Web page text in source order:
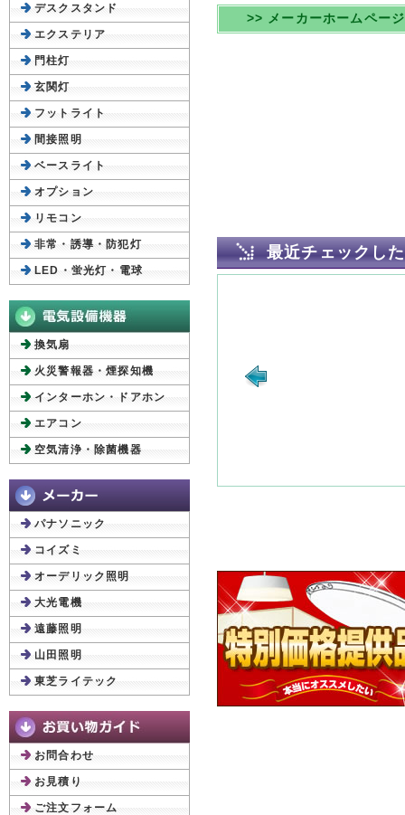
>> メーカーホームペー
最近チェックし
デスクスタンド
エクステリア
門柱灯
玄関灯
フットライト
間接照明
ベースライト
オプション
リモコン
非常・誘導・防犯灯
LED・蛍光灯・電球
換気扇
火災警報器・煙探知機
インターホン・ドアホン
エアコン
空気清浄・除菌機器
パナソニック
コイズミ
オーデリック照明
大光電機
遠藤照明
山田照明
東芝ライテック
お問合わせ
お見積り
ご注文フォーム